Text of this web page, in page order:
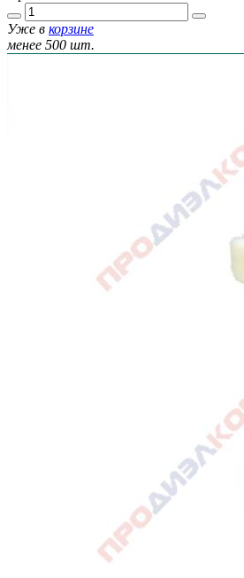
Уже в корзине
менее 500 шт.